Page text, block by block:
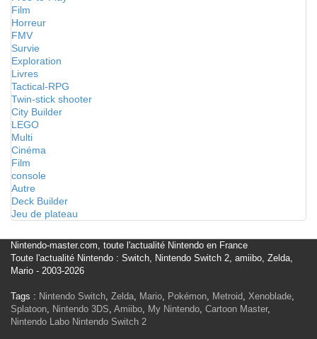
Film
Horreur
FMV
Survie
Exploration
Livres
Tactical-RPG
Twin-stick shooter
City Builder
LEGO
Multi
Cinéma
Film
console
Autre
Deck Builder
Jeu de plateau
Nintendo-master.com, toute l'actualité Nintendo en France
Toute l'actualité Nintendo : Switch, Nintendo Switch 2, amiibo, Zelda,
Mario - 2003-2026
Tags : Nintendo Switch, Zelda, Mario, Pokémon, Metroid, Xenoblade,
Splatoon, Nintendo 3DS, Amiibo, My Nintendo, Cartoon Master,
Nintendo Labo Nintendo Switch 2